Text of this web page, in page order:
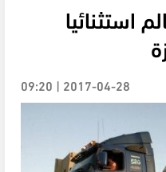
استثنائيا
2017-04-28 | 09:20